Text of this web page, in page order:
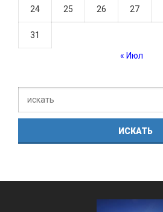
24 25 26 27
31
« Июл